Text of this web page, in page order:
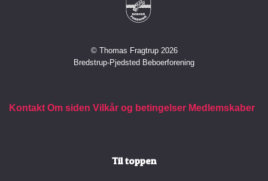
© Thomas Fragtrup 2026
Bredstrup-Pjedsted Beboerforening
Kontakt Om siden Vilkår og betingelser Medlemskaber
Til toppen